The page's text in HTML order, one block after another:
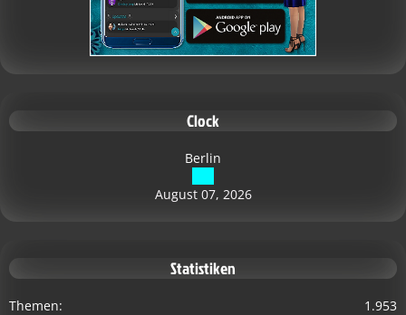
Clock
Berlin
August 07, 2026
Statistiken
Themen
1.953